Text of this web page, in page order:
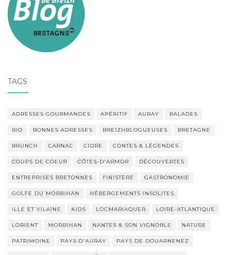
TAGS
ADRESSES GOURMANDES APÉRITIF AURAY BALADES
BIO BONNES ADRESSES BREIZHBLOGUEUSES BRETAGNE
BRUNCH CARNAC CIDRE CONTES & LÉGENDES
COUPS DE COEUR CÔTES-D'ARMOR DÉCOUVERTES
ENTREPRISES BRETONNES FINISTÈRE GASTRONOMIE
GOLFE DU MORBIHAN HÉBERGEMENTS INSOLITES
ILLE ET VILAINE KIDS LOCMARIAQUER LOIRE-ATLANTIQUE
LORIENT MORBIHAN NANTES & SON VIGNOBLE NATURE
PATRIMOINE PAYS D'AURAY PAYS DE DOUARNENEZ